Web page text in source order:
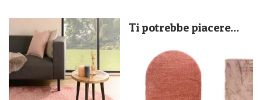
Ti potrebbe piacere...